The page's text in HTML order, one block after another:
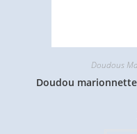
Doudous
Doudou marionnette